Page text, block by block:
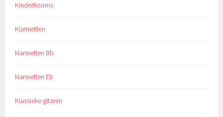
Kinderhoorns
Klarinetten
klarinetten Bb
klarinetten Eb
Klassieke gitaren